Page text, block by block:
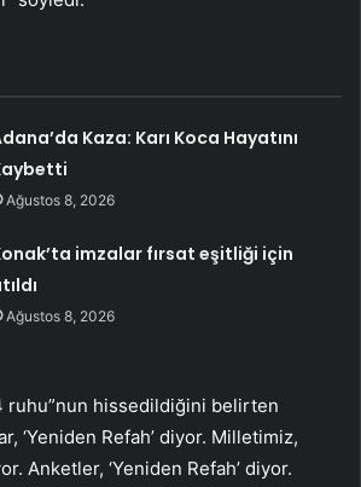
Kaza: Karı Koca Hayatını
Ağustos 8, 2026
imzalar fırsat eşitliği için
Ağustos 8, 2026
ruhu”nun hissedildiğini belirten
‘Yeniden Refah’ diyor. Milletimiz,
Anketler, ‘Yeniden Refah’ diyor.